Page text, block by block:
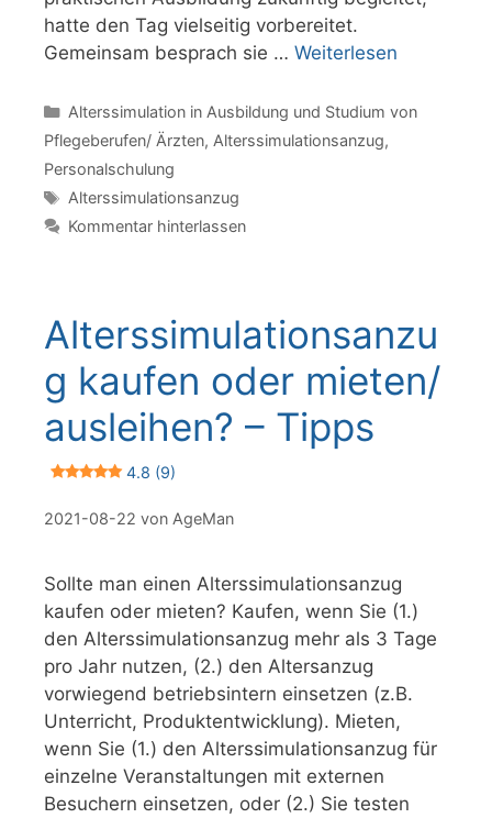
hatte den Tag vielseitig vorbereitet.
Gemeinsam besprach sie … Weiterlesen
Kategorien
Alterssimulation in Ausbildung und Studium von
Pflegeberufen/ Ärzten, Alterssimulationsanzug,
Personalschulung
Schlagwörter
Alterssimulationsanzug
Kommentar hinterlassen
Alterssimulationsanzu
g kaufen oder mieten/
ausleihen? – Tipps
4.8 (9)
2021-08-22 von AgeMan
Sollte man einen Alterssimulationsanzug
kaufen oder mieten? Kaufen, wenn Sie (1.)
den Alterssimulationsanzug mehr als 3 Tage
pro Jahr nutzen, (2.) den Altersanzug
vorwiegend betriebsintern einsetzen (z.B.
Unterricht, Produktentwicklung). Mieten,
wenn Sie (1.) den Alterssimulationsanzug für
einzelne Veranstaltungen mit externen
Besuchern einsetzen, oder (2.) Sie testen